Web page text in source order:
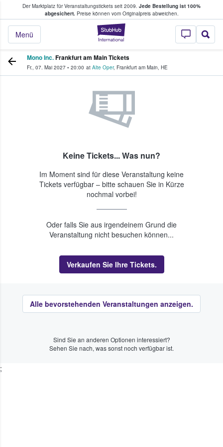
Der Marktplatz für Veranstaltungstickets seit 2009. Jede Bestellung ist 100%
abgesichert.Preise können vom Originalpreis abweichen.
StubHub - Wo
Menü
Tickets kaufen & verkaufen
Mono Inc.Frankfurt am Main Tickets
Fr., 07. Mai 2027 • 20:00 at Alte Oper, Frankfurt am Main, HE
Keine Tickets... Was nun?
Im Moment sind für diese Veranstaltung keine
Tickets verfügbar – bitte schauen Sie in Kürze
nochmal vorbei!
Oder falls Sie aus irgendeinem Grund die
Veranstaltung nicht besuchen können...
Verkaufen Sie Ihre Tickets.
Alle bevorstehenden Veranstaltungen anzeigen.
Sind Sie an anderen Optionen interessiert?
Sehen Sie nach, was sonst noch verfügbar ist.
;